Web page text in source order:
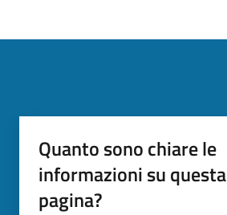
Quanto sono chiare le
informazioni su questa
pagina?